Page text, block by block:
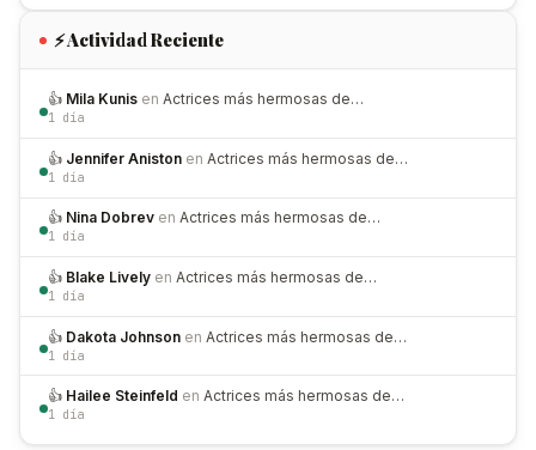
⚡ Actividad Reciente
👍 Mila Kunis en Actrices más hermosas de…
1 día
👍 Jennifer Aniston en Actrices más hermosas de…
1 día
👍 Nina Dobrev en Actrices más hermosas de…
1 día
👍 Blake Lively en Actrices más hermosas de…
1 día
👍 Dakota Johnson en Actrices más hermosas de…
1 día
👍 Hailee Steinfeld en Actrices más hermosas de…
1 día